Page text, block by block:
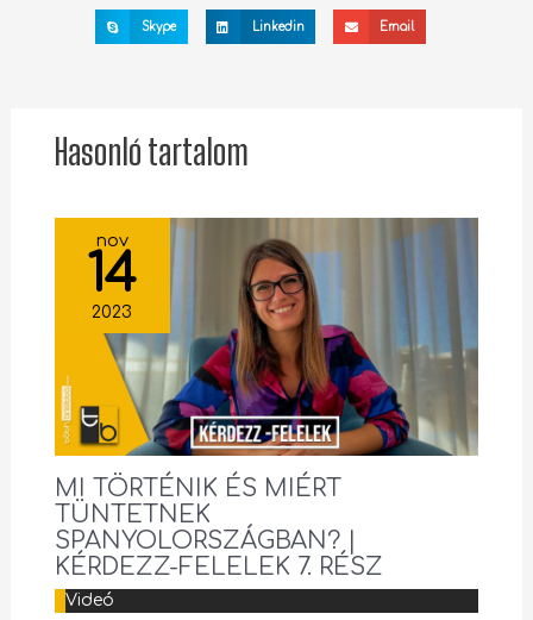
Skype Linkedin Email
Hasonló tartalom
nov
14
2023
MI TÖRTÉNIK ÉS MIÉRT
TÜNTETNEK
SPANYOLORSZÁGBAN? |
KÉRDEZZ-FELELEK 7. RÉSZ
Videó